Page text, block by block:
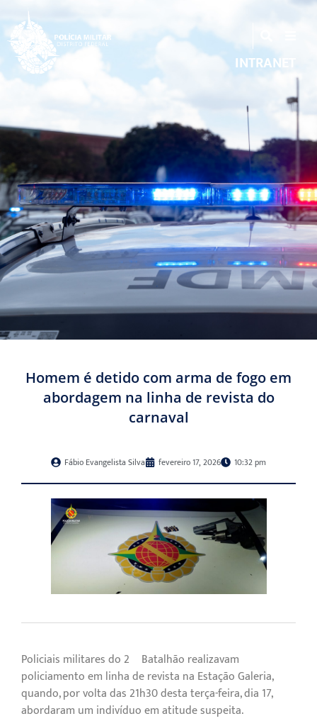
INTRANET
Homem é detido com arma de fogo em
abordagem na linha de revista do
carnaval
Fábio Evangelista Silva fevereiro 17, 2026 10:32 pm
Policiais militares do 2º Batalhão realizavam
policiamento em linha de revista na Estação Galeria,
quando, por volta das 21h30 desta terça-feira, dia 17,
abordaram um indivíduo em atitude suspeita.